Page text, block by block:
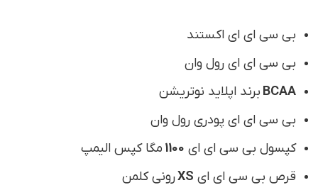
بی سی ای ای اکستند
بی سی ای ای رول وان
BCAA برند اپلاید نوتریشن
بی سی ای ای پودری رول وان
کپسول بی سی ای ای 1100 مگا کپس الیمپ
قرص بی سی ای ای XSرونی کلمن